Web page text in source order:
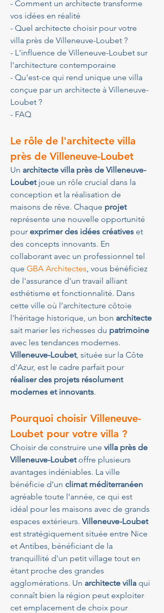
- Comment un architecte transforme
vos idées en réalité
- Quel architecte choisir pour votre
villa près de Villeneuve-Loubet ?
- L'influence de Villeneuve-Loubet sur
l'architecture contemporaine
- Qu'est-ce qui rend unique une villa
conçue par un architecte à Villeneuve-
Loubet ?
- FAQ
Le rôle de l'architecte villa
près de Villeneuve-Loubet
Un architecte villa près de Villeneuve-
Loubet joue un rôle crucial dans la
conception et la réalisation de
maisons de rêve. Chaque projet
représente une nouvelle opportunité
pour exprimer des idées créatives et
des concepts innovants. En
collaborant avec un professionnel tel
que GBA Architectes, vous bénéficiez
de l'assurance d'un travail alliant
esthétisme et fonctionnalité. Dans
cette ville où l’architecture côtoie
l'héritage historique, un bon architecte
sait marier les richesses du patrimoine
avec les tendances modernes.
Villeneuve-Loubet, située sur la Côte
d'Azur, est le cadre parfait pour
réaliser des projets résolument
modernes et innovants.
Pourquoi choisir Villeneuve-
Loubet pour votre villa ?
Choisir de construire une villa près de
Villeneuve-Loubet offre plusieurs
avantages indéniables. La ville
bénéficie d’un climat méditerranéen
agréable toute l’année, ce qui est
idéal pour les maisons avec de grands
espaces extérieurs. Villeneuve-Loubet
est stratégiquement située entre Nice
et Antibes, bénéficiant de la
tranquillité d'un petit village tout en
étant proche des grandes
agglomérations. Un architecte villa qui
connaît bien la région peut exploiter
cet emplacement de choix pour